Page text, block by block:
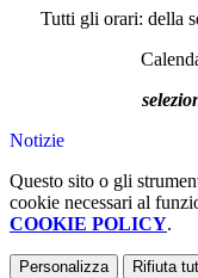
Tutti gli orari: della
Notizie
Questo sito o gli
cookie necessari al
COOKIE POLICY.
Personalizza Rifiuta